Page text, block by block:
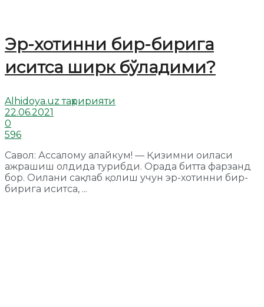
Эр-хотинни бир-бирига
иситса ширк бўладими?
Alhidoya.uz таҳририяти
22.06.2021
0
596
Савол: Ассалому алайкум! — Қизимни оиласи
ажрашиш олдида турибди. Орада битта фарзанд
бор. Оилани сақлаб қолиш учун эр-хотинни бир-
бирига иситса, ...